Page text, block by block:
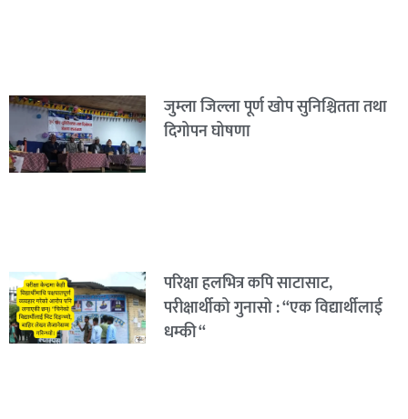
जुम्ला जिल्ला पूर्ण खोप सुनिश्चितता तथा
दिगोपन घोषणा
परिक्षा हलभित्र कपि साटासाट,
परीक्षार्थीको गुनासो : “एक विद्यार्थीलाई
धम्की “